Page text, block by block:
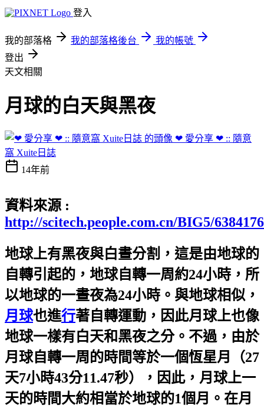
登入
我的部落格 我的部落格後台
我的帳號
登出
天文相關
月球的白天與黑夜
❤ 愛分享 ❤ :: 隨意
窩 Xuite日誌
14年前
資料來源 :
http://scitech.people.com.cn/BIG5/
地球上有黑夜與白晝分割，這是由地球的
自轉引起的，地球自轉一周約24小時，所
以地球的一晝夜為24小時。與地球相似，
月球也進行著自轉運動，因此月球上也像
地球一樣有白天和黑夜之分。不過，由於
月球自轉一周的時間等於一個恆星月（27
天7小時43分11.47秒），因此，月球上一
天的時間大約相當於地球的1個月。在月